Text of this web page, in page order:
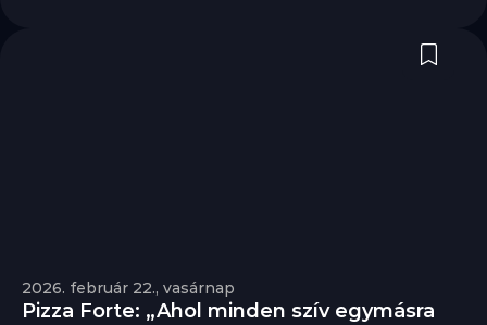
2026. február 22., vasárnap
Pizza Forte: „Ahol minden szív egymásra